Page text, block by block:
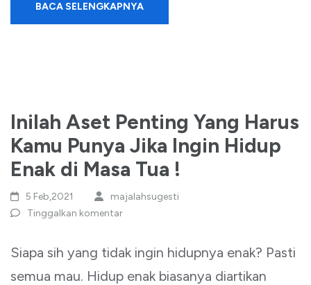
BACA SELENGKAPNYA
Inilah Aset Penting Yang Harus
Kamu Punya Jika Ingin Hidup
Enak di Masa Tua !
5 Feb,2021
majalahsugesti
Tinggalkan komentar
Siapa sih yang tidak ingin hidupnya enak? Pasti
semua mau. Hidup enak biasanya diartikan